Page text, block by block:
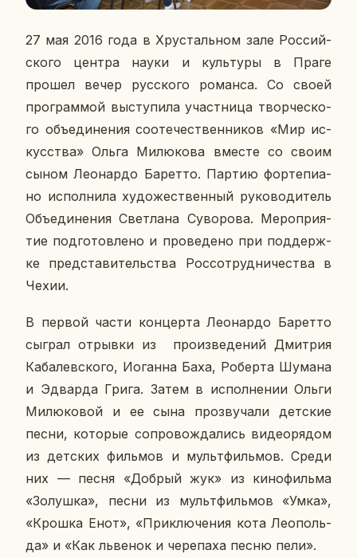
27 мая 2016 года в Хру­сталь­ном зале Рос­сий­
ско­го центра науки и куль­ту­ры в Праге
прошел вечер рус­ско­го ро­ман­са. Со своей
про­грам­мой вы­сту­пи­ла участ­ни­ца твор­че­ско­
го объ­еди­не­ния со­оте­че­ствен­ни­ков «Мир ис­
кус­ства» Ольга Ми­лю­ко­ва вместе со своим
сыном Лео­нар­до Ба­рет­то. Партию фор­те­пи­а­
но ис­пол­ни­ла ху­до­же­ствен­ный ру­ко­во­ди­тель
Объ­еди­не­ния Свет­ла­на Су­во­ро­ва. Ме­ро­при­я­
тие под­го­тов­ле­но и про­ве­де­но при под­держ­
ке пред­ста­ви­тель­ства Рос­со­труд­ни­че­ства в
Чехии.
В первой части кон­цер­та Лео­нар­до Ба­рет­то
сыграл от­рыв­ки из про­из­ве­де­ний Дмит­рия
Ка­ба­лев­ско­го, Иоган­на Баха, Ро­бер­та Шумана
и Эд­вар­да Грига. Затем в ис­пол­не­нии Ольги
Ми­лю­ко­вой и ее сына про­зву­ча­ли дет­ские
песни, ко­то­рые со­про­вож­да­лись ви­део­ря­дом
из дет­ских филь­мов и мульт­филь­мов. Среди
них — песня «Добрый жук» из ки­но­филь­ма
«Зо­луш­ка», песни из мульт­филь­мов «Умка»,
«Крошка Енот», «При­клю­че­ния кота Лео­поль­
да» и «Как льве­нок и че­ре­па­ха песню пели».